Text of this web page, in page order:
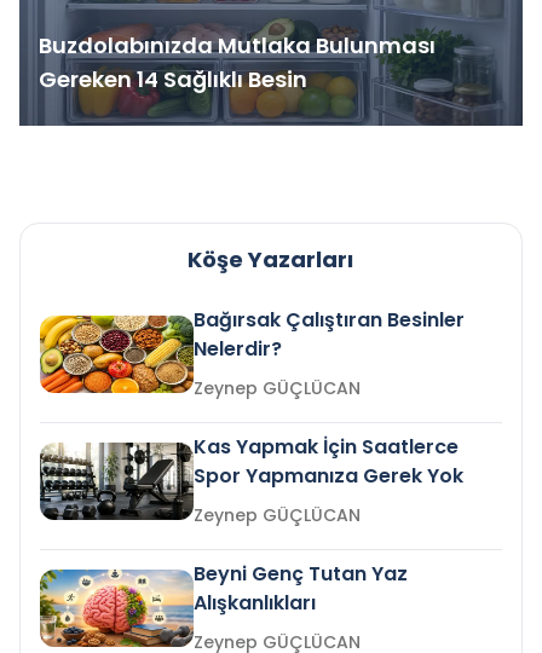
Buzdolabınızda Mutlaka Bulunması
Gereken 14 Sağlıklı Besin
Köşe Yazarları
Bağırsak Çalıştıran Besinler
Nelerdir?
Zeynep GÜÇLÜCAN
Kas Yapmak İçin Saatlerce
Spor Yapmanıza Gerek Yok
Zeynep GÜÇLÜCAN
Beyni Genç Tutan Yaz
Alışkanlıkları
Zeynep GÜÇLÜCAN